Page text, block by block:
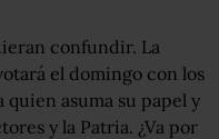
confundir. La
el domingo con los
asuma su papel y
y la Patria. ¿Va por